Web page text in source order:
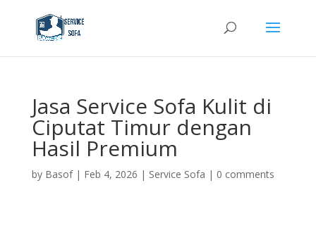
Jasa Service Sofa Kulit di
Ciputat Timur dengan
Hasil Premium
by Basof| Feb 4, 2026 | Service Sofa | 0 comments